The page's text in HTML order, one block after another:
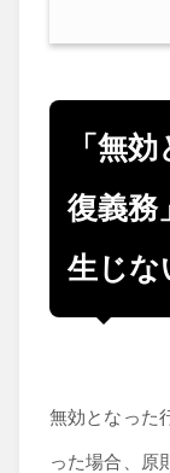
「無
復義務
生じな
無効となった
った場合、原